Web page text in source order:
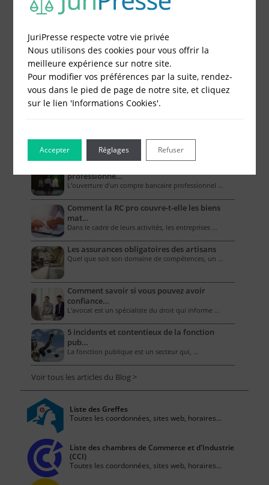
Le Blog pour les Entreprises
professionne…
L’ouverture d’un compte bancaire professionnel …
Comment la RC pro couvre-t-elle les biens
mat…
Dans le cadre de leurs activités, les entreprises …
Les assurances obligatoires des artisans
Quel que soit son domaine de compétences, un …
Comment savoir si vous pouvez avoir
confiance…
L'avocat est un spécialiste du droit qui informe …
5 incidents et contentieux de la fonction
pub…
La fonction publique est un secteur qui, …
Voir tous les articles du Blog >
Liste des Greffes
Toutes les coordonnées, sites web, horaires...
Liste des chambres de Commerce et d'Industrie
(CCI)
Toutes les coordonnées, sites web, horaires...
JuriPresse respecte votre vie privée
Nous utilisons des cookies pour vous offrir la
meilleure expérience sur notre site.
Pour modifier vos préférences par la suite, rendez-
vous dans le pied de page de notre site, et cliquez
sur le lien 'Informations Cookies'.
Accepter Refuser
Réglages